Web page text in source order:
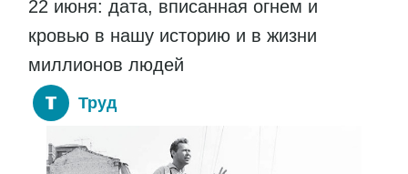
22 июня: дата, вписанная огнем и
кровью в нашу историю и в жизни
миллионов людей
Труд